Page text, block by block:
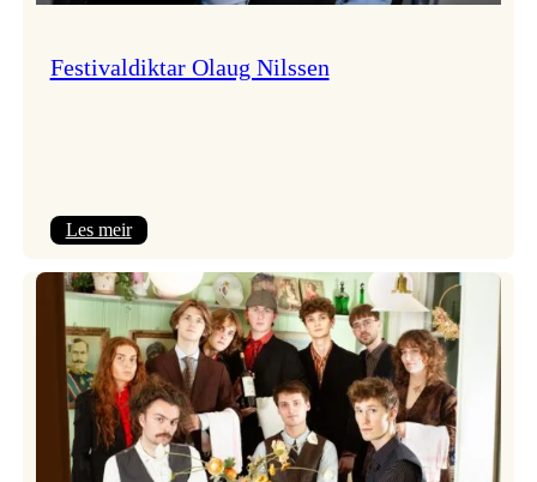
Festivaldiktar Olaug Nilssen
Les meir:
Olaug
Nilssen